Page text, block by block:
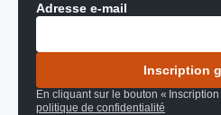
Adresse e-mail
Inscription
En cliquant sur le bouton «
politique de confidentialité